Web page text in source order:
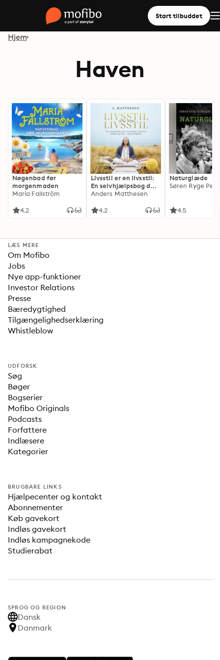
Start tilbuddet
Hjem
Haven
Nøgenbad før
morgenmaden
Maria Fallström
4.2
Livsstil er en livsstil:
En selvhjælpsbog der
kan hjælpe dig til at
selvhjælp
Anders Matthesen
4.2
Naturglæde
Søren Ryge
4.5
LÆS MERE
Om Mofibo
Jobs
Nye app-funktioner
Investor Relations
Presse
Bæredygtighed
Tilgængelighedserklæring
Whistleblow
UDFORSK
Søg
Bøger
Bogserier
Mofibo Originals
Podcasts
Forfattere
Indlæsere
Kategorier
BRUGBARE LINKS
Hjælpecenter og kontakt
Abonnementer
Køb gavekort
Indløs gavekort
Indløs kampagnekode
Studierabat
SPROG OG REGION
Dansk
Danmark